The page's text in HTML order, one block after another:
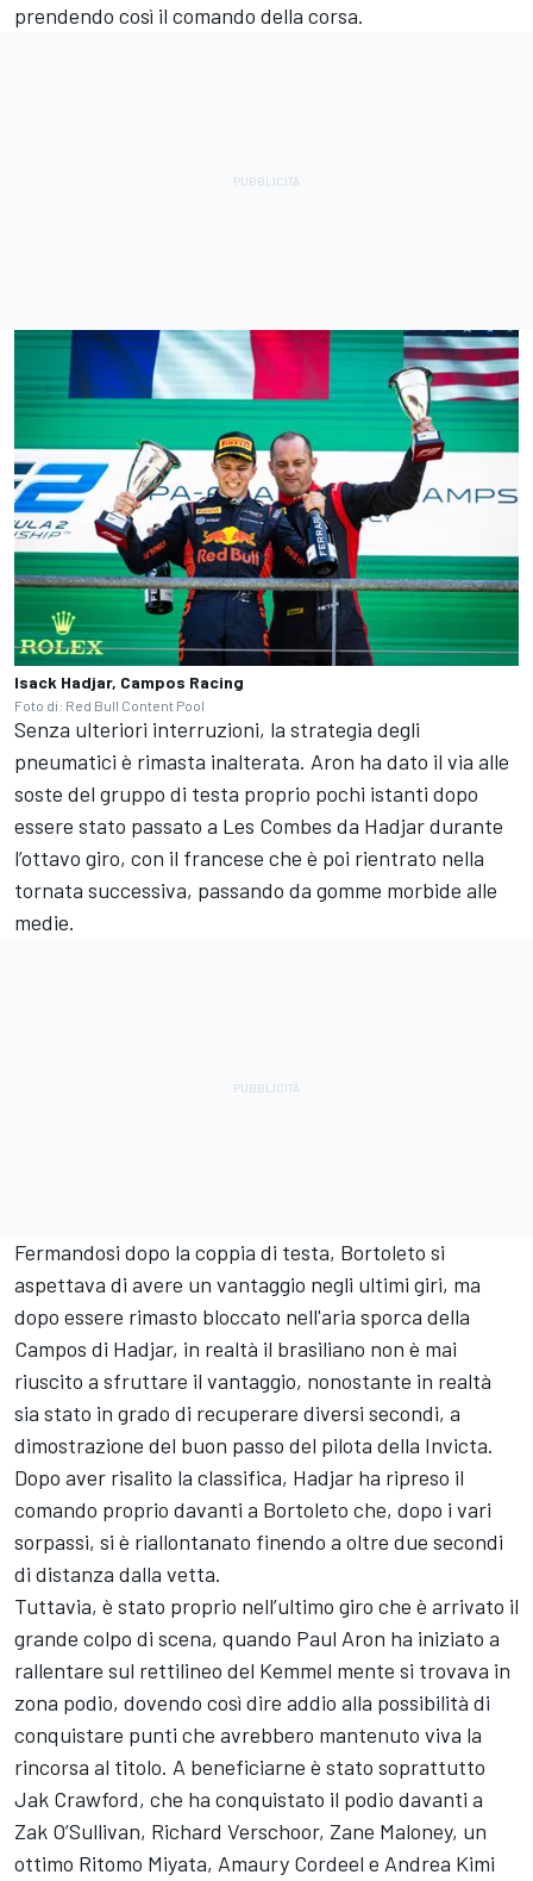
prendendo così il comando della corsa.
Isack Hadjar, Campos Racing
Foto di: Red Bull Content Pool
Senza ulteriori interruzioni, la strategia degli
pneumatici è rimasta inalterata. Aron ha dato il via alle
soste del gruppo di testa proprio pochi istanti dopo
essere stato passato a Les Combes da Hadjar durante
l’ottavo giro, con il francese che è poi rientrato nella
tornata successiva, passando da gomme morbide alle
medie.
Fermandosi dopo la coppia di testa, Bortoleto si
aspettava di avere un vantaggio negli ultimi giri, ma
dopo essere rimasto bloccato nell'aria sporca della
Campos di Hadjar, in realtà il brasiliano non è mai
riuscito a sfruttare il vantaggio, nonostante in realtà
sia stato in grado di recuperare diversi secondi, a
dimostrazione del buon passo del pilota della Invicta.
Dopo aver risalito la classifica, Hadjar ha ripreso il
comando proprio davanti a Bortoleto che, dopo i vari
sorpassi, si è riallontanato finendo a oltre due secondi
di distanza dalla vetta.
Tuttavia, è stato proprio nell’ultimo giro che è arrivato il
grande colpo di scena, quando Paul Aron ha iniziato a
rallentare sul rettilineo del Kemmel mente si trovava in
zona podio, dovendo così dire addio alla possibilità di
conquistare punti che avrebbero mantenuto viva la
rincorsa al titolo. A beneficiarne è stato soprattutto
Jak Crawford, che ha conquistato il podio davanti a
Zak O’Sullivan, Richard Verschoor, Zane Maloney, un
ottimo Ritomo Miyata, Amaury Cordeel e Andrea Kimi